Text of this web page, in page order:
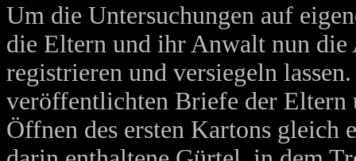
Um die Untersuchungen auf
die Eltern und ihr Anwalt nun
registrieren und versiegeln
veröffentlichten Briefe der Eltern
Öffnen des ersten Kartons gleich